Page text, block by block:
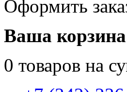
Оформить
Ваша
0 товаров на